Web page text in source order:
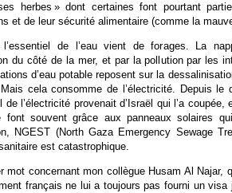
herbes » dont certaines font pourtant
et de leur sécurité alimentaire (comme la
de l’eau vient de forages. La
du côté de la mer, et par la pollution par les
d’eau potable reposent sur la
cela consomme de l’électricité. Depuis
de l’électricité provenait d’Israël qui l’a
font souvent grâce aux panneaux solaires
NGEST (North Gaza Emergency Sewage
est catastrophique.
mot concernant mon collègue Husam Al Najar,
français ne lui a toujours pas fourni un visa